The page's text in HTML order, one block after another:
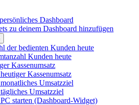
Dashboard
zu deinem Dashboard hinzufügen
der bedienten Kunden heute
Kunden heute
Kassenumsatz
Kassenumsatz
Umsatzziel
Umsatzziel
starten (Dashboard-Widget)